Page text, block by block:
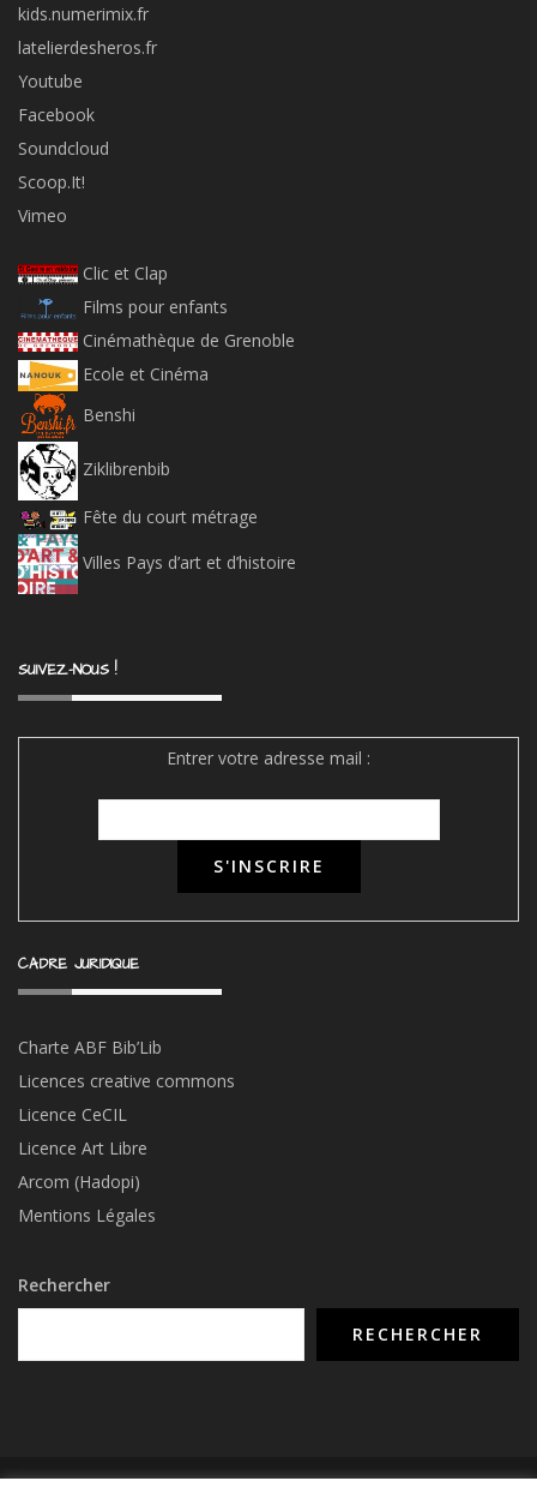
kids.numerimix.fr
latelierdesheros.fr
Youtube
Facebook
Soundcloud
Scoop.It!
Vimeo
Clic et Clap
Films pour enfants
Cinémathèque de Grenoble
Ecole et Cinéma
Benshi
Ziklibrenbib
Fête du court métrage
Villes Pays d’art et d’histoire
SUIVEZ-NOUS !
Entrer votre adresse mail :
CADRE JURIDIQUE
Charte ABF Bib’Lib
Licences creative commons
Licence CeCIL
Licence Art Libre
Arcom (Hadopi)
Mentions Légales
Rechercher
RECHERCHER